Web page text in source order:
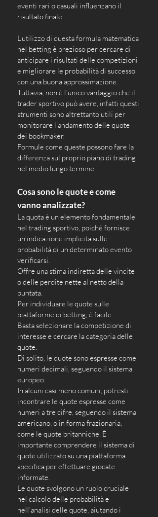
eventi rari o casuali influenzano il
risultato finale.
L'utilizzo di questa formula matematica
nel betting è prezioso per cercare di
anticipare i risultati delle competizioni
e migliorare le probabilità di successo
con una buona approssimazione.
Tuttavia, non è l'unico vantaggio che il
trader sportivo può avere, infatti questi
strumenti sono altrettanto utili per
monitorare l'andamento delle quote
dei bookmaker.
Formule come queste possono fare la
differenza sul proprio piano di trading
nel medio lungo termine.
Cosa sono le quote e come
vanno analizzate?
La quota è un elemento fondamentale
nel trading sportivo, poiché fornisce
un'indicazione implicita sulle
probabilità di un determinato evento
verificarsi.
Offre una stima indiretta delle vincite
o delle perdite nette al netto della
puntata.
Per individuare le quote sulle
piattaforme di betting, è facile.
Basta selezionare la competizione di
interesse e cercare la categoria delle
quote.
Di solito, le quote sono espresse come
numeri decimali, seguendo il sistema
europeo.
In alcuni casi meno comuni, potresti
incontrare le quote espresse come
numeri a tre cifre, seguendo il sistema
americano, o in forma frazionaria,
come le quote britanniche. È
importante comprendere il sistema di
quote utilizzato su una piattaforma
specifica per effettuare giocate
informate.
Le quote svolgono un ruolo cruciale
nel calcolo delle probabilità e
nell'analisi delle quote, aiutando i